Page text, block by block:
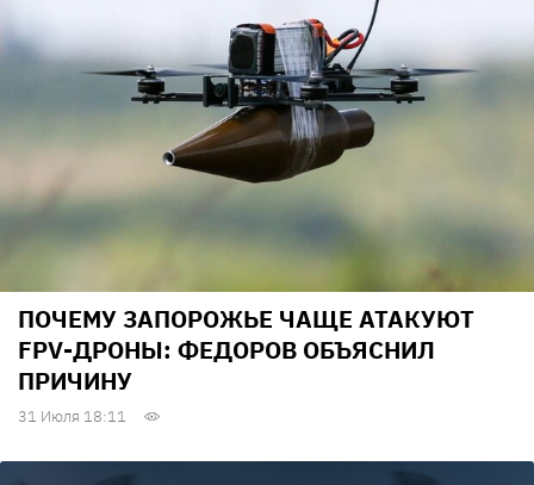
ПОЧЕМУ ЗАПОРОЖЬЕ ЧАЩЕ АТАКУЮТ
FPV-ДРОНЫ: ФЕДОРОВ ОБЪЯСНИЛ
ПРИЧИНУ
31 Июля 18:11